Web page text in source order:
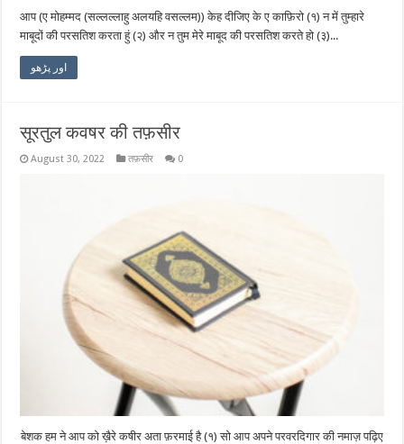
आप (ए मोहम्मद (सल्लल्लाहु अलयहि वसल्लम)) केह दीजिए के ए काफ़िरो (१) न में तुम्हारे
माबूदों की परसतिश करता हुं (२) और न तुम मेरे माबूद की परसतिश करते हो (३)...
اور پڑھو
सूरतुल कवषर की तफ़सीर
August 30, 2022 तफ़सीर 0
बेशक हम ने आप को ख़ैरे कषीर अता फ़रमाई है (१) सो आप अपने परवरदिगार की नमाज़ पढ़िए